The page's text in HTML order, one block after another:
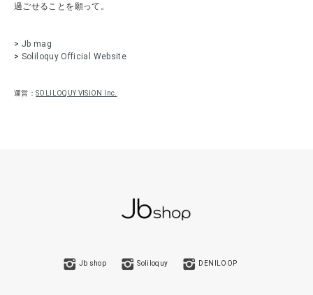
過ごせることを願って。
> Jb mag
> Soliloquy Official Website
運営：SOLILOQUY VISION Inc.
Jb shop Soliloquy DENILOOP